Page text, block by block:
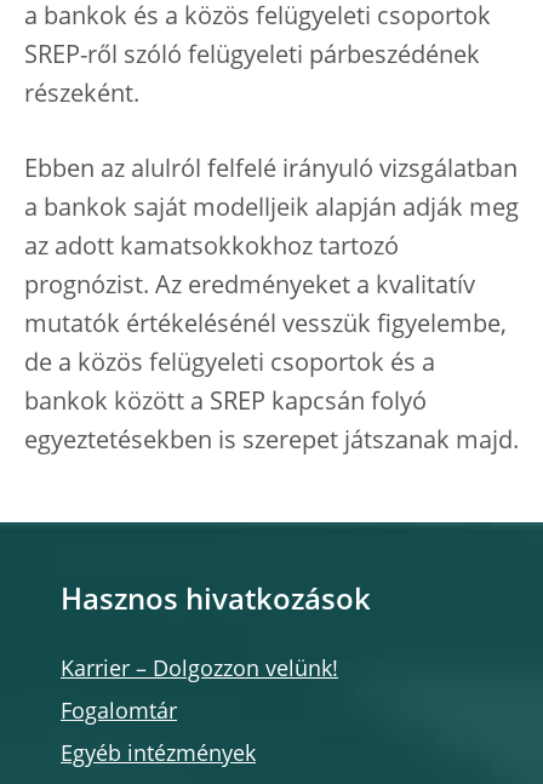
a bankok és a közös felügyeleti csoportok
SREP-ről szóló felügyeleti párbeszédének
részeként.
Ebben az alulról felfelé irányuló vizsgálatban
a bankok saját modelljeik alapján adják meg
az adott kamatsokkokhoz tartozó
prognózist. Az eredményeket a kvalitatív
mutatók értékelésénél vesszük figyelembe,
de a közös felügyeleti csoportok és a
bankok között a SREP kapcsán folyó
egyeztetésekben is szerepet játszanak majd.
Hasznos hivatkozások
Karrier – Dolgozzon velünk!
Fogalomtár
Egyéb intézmények